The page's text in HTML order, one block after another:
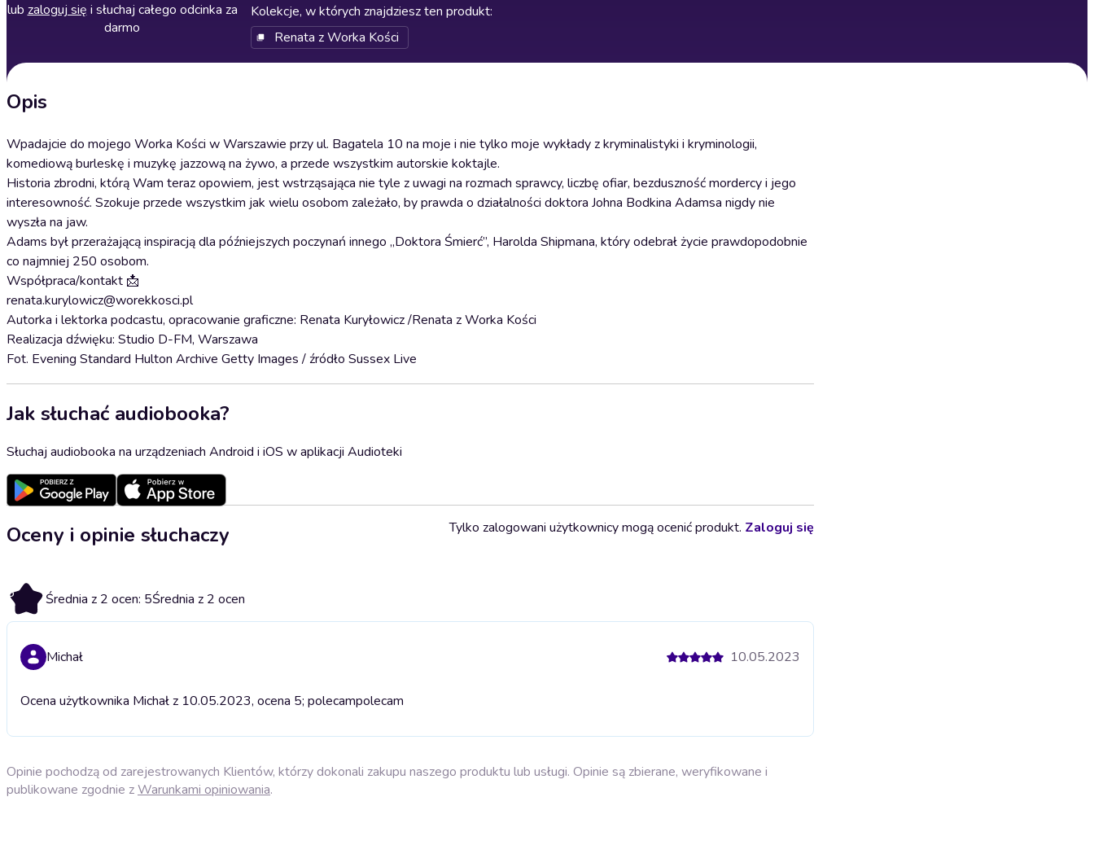
lub zaloguj się i słuchaj całego odcinka za
darmo
Kolekcje, w których znajdziesz ten produkt:
Renata z Worka Kości
Opis
Wpadajcie do mojego Worka Kości w Warszawie przy ul. Bagatela 10 na moje i nie tylko moje wykłady z kryminalistyki i kryminologii,
komediową burleskę i muzykę jazzową na żywo, a przede wszystkim autorskie koktajle.
Historia zbrodni, którą Wam teraz opowiem, jest wstrząsająca nie tyle z uwagi na rozmach sprawcy, liczbę ofiar, bezduszność mordercy i jego
interesowność. Szokuje przede wszystkim jak wielu osobom zależało, by prawda o działalności doktora Johna Bodkina Adamsa nigdy nie
wyszła na jaw.
Adams był przerażającą inspiracją dla późniejszych poczynań innego „Doktora Śmierć”, Harolda Shipmana, który odebrał życie prawdopodobnie
co najmniej 250 osobom.
Współpraca/kontakt 📩
renata.kurylowicz@worekkosci.pl
Autorka i lektorka podcastu, opracowanie graficzne: Renata Kuryłowicz /Renata z Worka Kości
Realizacja dźwięku: Studio D-FM, Warszawa
Fot. Evening Standard Hulton Archive Getty Images / źródło Sussex Live
Jak słuchać audiobooka?
Słuchaj audiobooka na urządzeniach Android i iOS w aplikacji Audioteki
Oceny i opinie słuchaczy
5 Średnia z 2 ocen: 5Średnia z 2 ocen
Tylko zalogowani użytkownicy mogą ocenić produkt. Zaloguj się
Michał 10.05.2023
Ocena użytkownika Michał z 10.05.2023, ocena 5; polecampolecam
Opinie pochodzą od zarejestrowanych Klientów, którzy dokonali zakupu naszego produktu lub usługi. Opinie są zbierane, weryfikowane i
publikowane zgodnie zWarunkami opiniowania.